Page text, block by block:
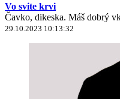
Vo svite krvi
Čavko, dikeska. Máš dobrý
29.10.2023 10:13:32